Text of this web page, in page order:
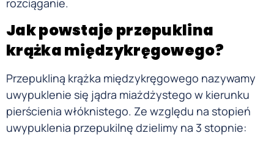
rozciąganie.
Jak powstaje przepuklina
krążka międzykręgowego?
Przepukliną krążka międzykręgowego nazywamy
uwypuklenie się jądra miażdżystego w kierunku
pierścienia włóknistego. Ze względu na stopień
uwypuklenia przepukilnę dzielimy na 3 stopnie: